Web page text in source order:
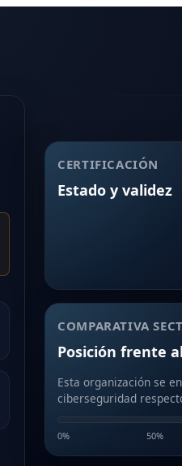
CERTIFICACIÓN
Estado y validez
COMPARATIVA
Posición frente
Esta organización se
ciberseguridad
0% 50%